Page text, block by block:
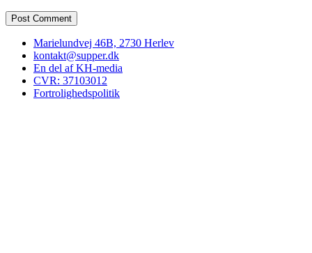
Marielundvej 46B, 2730 Herlev
kontakt@supper.dk
En del af KH-media
CVR: 37103012
Fortrolighedspolitik